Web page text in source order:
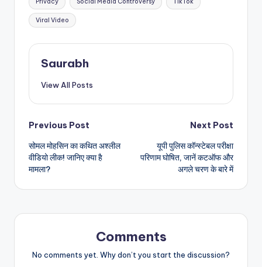
Privacy Social Media Controversy TikTok
Viral Video
Saurabh
View All Posts
Post
navigation
Previous Post
सोमल मोहसिन का कथित अश्लील
वीडियो लीक! जानिए क्या है
मामला?
Next Post
यूपी पुलिस कॉन्स्टेबल परीक्षा
परिणाम घोषित, जानें कटऑफ और
अगले चरण के बारे में
Comments
No comments yet. Why don’t you start the discussion?